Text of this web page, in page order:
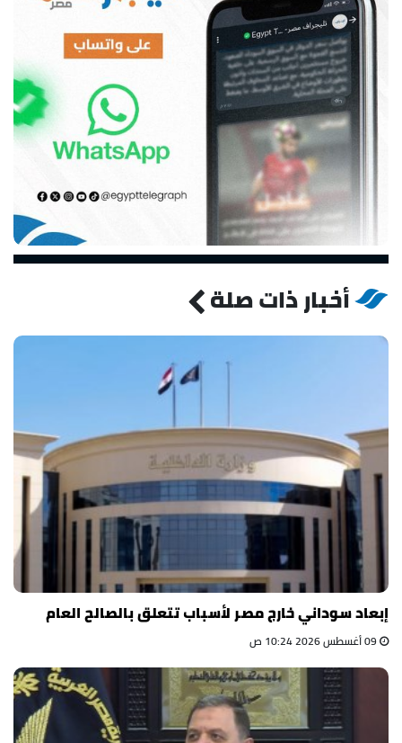
أخبار ذات صلة
إبعاد سوداني خارج مصر لأسباب تتعلق بالصالح العام